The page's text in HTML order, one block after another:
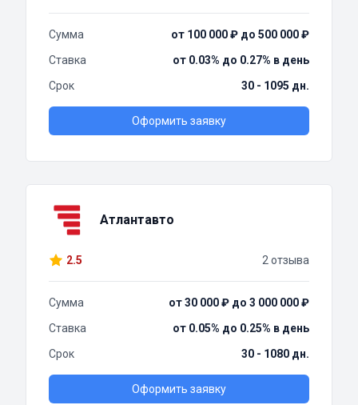
Сумма
от 100 000 ₽ до 500 000 ₽
Ставка
от 0.03% до 0.27% в день
Срок
30 - 1095 дн.
Оформить заявку
Атлантавто
2.5 2 отзыва
Сумма
от 30 000 ₽ до 3 000 000 ₽
Ставка
от 0.05% до 0.25% в день
Срок
30 - 1080 дн.
Оформить заявку